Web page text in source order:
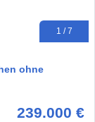
1 / 7
ohne
239.000 €